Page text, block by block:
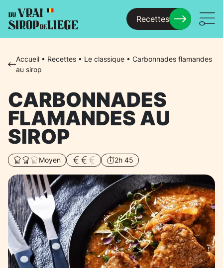
Recettes
Accueil • Recettes • Le classique • Carbonnades flamandes
au sirop
CARBONNADES
FLAMANDES AU
SIROP
Moyen 2h 45